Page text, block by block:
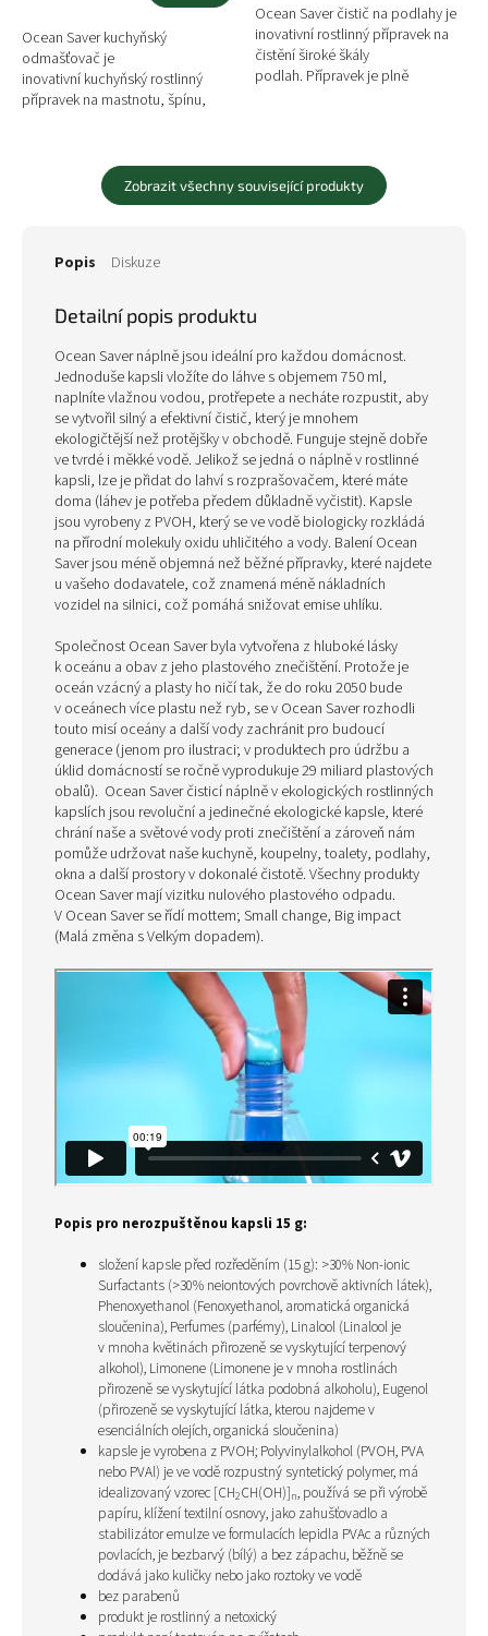
Ocean Saver kuchyňský
odmašťovač je
inovativní kuchyňský rostlinný
přípravek na mastnotu, špínu,
odbouratelný a zanechává...
Ocean Saver čistič na podlahy je
inovativní rostlinný přípravek na
čistění široké škály
podlah. Přípravek je plně
Zobrazit všechny související produkty
Popis Diskuze
Detailní popis produktu
Ocean Saver náplně jsou ideální pro každou domácnost.
Jednoduše kapsli vložíte do láhve s objemem 750 ml,
naplníte vlažnou vodou, protřepete a necháte rozpustit, aby
se vytvořil silný a efektivní čistič, který je mnohem
ekologičtější než protějšky v obchodě. Funguje stejně dobře
ve tvrdé i měkké vodě. Jelikož se jedná o náplně v rostlinné
kapsli, lze je přidat do lahví s rozprašovačem, které máte
doma (láhev je potřeba předem důkladně vyčistit). Kapsle
jsou vyrobeny z PVOH, který se ve vodě biologicky rozkládá
na přírodní molekuly oxidu uhličitého a vody. Balení Ocean
Saver jsou méně objemná než běžné přípravky, které najdete
u vašeho dodavatele, což znamená méně nákladních
vozidel na silnici, což pomáhá snižovat emise uhlíku.
Společnost Ocean Saver byla vytvořena z hluboké lásky
k oceánu a obav z jeho plastového znečištění. Protože je
oceán vzácný a plasty ho ničí tak, že do roku 2050 bude
v oceánech více plastu než ryb, se v Ocean Saver rozhodli
touto misí oceány a další vody zachránit pro budoucí
generace (jenom pro ilustraci; v produktech pro údržbu a
úklid domácností se ročně vyprodukuje 29 miliard plastových
obalů). Ocean Saver čisticí náplně v ekologických rostlinných
kapslích jsou revoluční a jedinečné ekologické kapsle, které
chrání naše a světové vody proti znečištění a zároveň nám
pomůže udržovat naše kuchyně, koupelny, toalety, podlahy,
okna a další prostory v dokonalé čistotě. Všechny produkty
Ocean Saver mají vizitku nulového plastového odpadu.
V Ocean Saver se řídí mottem; Small change, Big impact
(Malá změna s Velkým dopadem).
Popis pro nerozpuštěnou kapsli 15 g:
složení kapsle před rozředěním (15 g): >30% Non-ionic
Surfactants (>30% neiontových povrchově aktivních látek),
Phenoxyethanol (Fenoxyethanol, aromatická organická
sloučenina), Perfumes (parfémy), Linalool (Linalool je
v mnoha květinách přirozeně se vyskytující terpenový
alkohol), Limonene (Limonene je v mnoha rostlinách
přirozeně se vyskytující látka podobná alkoholu), Eugenol
(přirozeně se vyskytující látka, kterou najdeme v
esenciálních olejích, organická sloučenina)
kapsle je vyrobena z PVOH; Polyvinylalkohol (PVOH, PVA
nebo PVAl) je ve vodě rozpustný syntetický polymer, má
idealizovaný vzorec [CH2CH(OH)]n, používá se při výrobě
papíru, klížení textilní osnovy, jako zahušťovadlo a
stabilizátor emulze ve formulacích lepidla PVAc a různých
povlacích, je bezbarvý (bílý) a bez zápachu, běžně se
dodává jako kuličky nebo jako roztoky ve vodě
bez parabenů
produkt je rostlinný a netoxický